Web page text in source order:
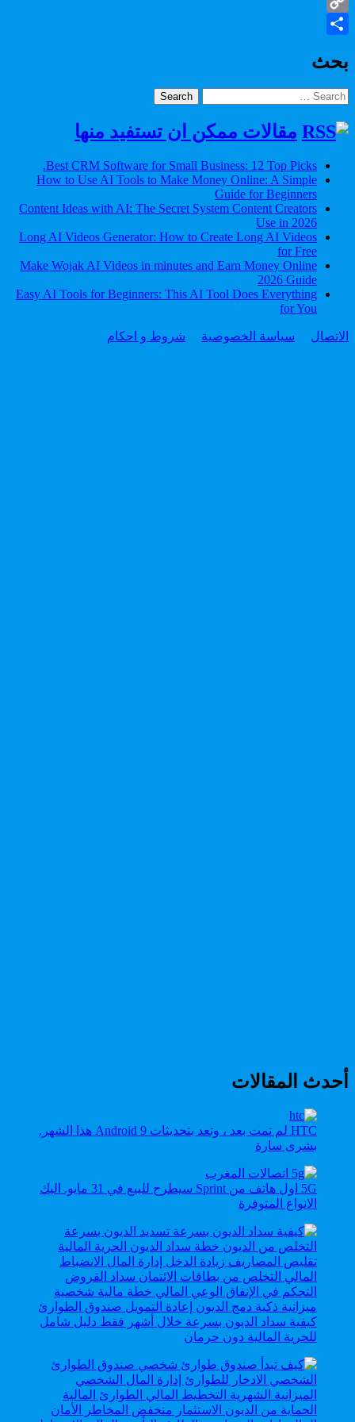
Copy
بحث
Search
for:
مقالات ممكن ان تستفيد منها
Best CRM Software for Small Business: 12 Top Picks.
How to Use AI Tools to Make Money Online: A Simple
Guide for Beginners
Content Ideas with AI: The Secret System Content Creators
Use in 2026
Long AI Videos Generator: How to Create Long AI Videos
for Free
Make Wojak AI Videos in minutes and Earn Money Online
2026 Guide
Easy AI Tools for Beginners: This AI Tool Does Everything
for You
الاتصال سياسة الخصوصية شروط و احكام
أحدث المقالات
HTC لم تمت بعد ، وتعد بتحديثات Android 9 هذا الشهر.
بشرى سارة
5G اول هاتف من Sprint سيطرح للبيع في 31 مايو. اليك
الانواع المتوفرة
كيفية سداد الديون بسرعة خلال أشهر فقط دليل شامل
للحرية المالية دون حرمان